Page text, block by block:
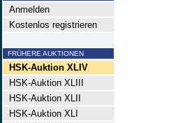
Anmelden
Kostenlos registrieren
FRÜHERE AUKTIONEN
HSK-Auktion XLIV
HSK-Auktion XLIII
HSK-Auktion XLII
HSK-Auktion XLI